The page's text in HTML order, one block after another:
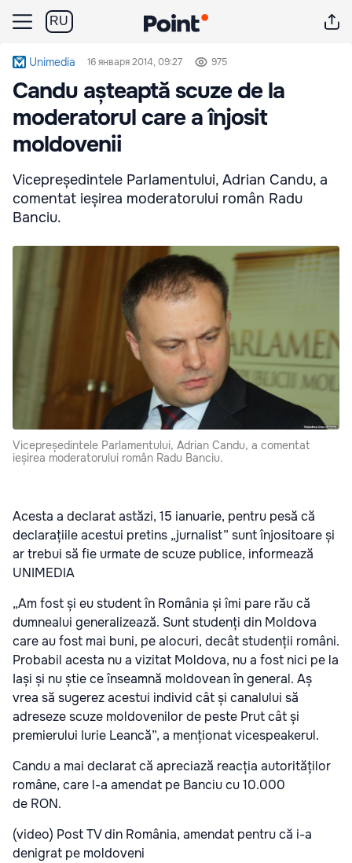
RU
Unimedia 16 января 2014, 09:27 975
Candu așteaptă scuze de la
moderatorul care a înjosit
moldovenii
Vicepreședintele Parlamentului, Adrian Candu, a
comentat ieșirea moderatorului român Radu
Banciu.
Vicepreședintele Parlamentului, Adrian Candu, a comentat
ieșirea moderatorului român Radu Banciu.
Acesta a declarat astăzi, 15 ianuarie, pentru pesă că
declarațiile acestui pretins „jurnalist” sunt înjositoare și
ar trebui să fie urmate de scuze publice, informează
UNIMEDIA
„Am fost și eu student în România și îmi pare rău că
dumnealui generalizează. Sunt studenți din Moldova
care au fost mai buni, pe alocuri, decât studenții români.
Probabil acesta nu a vizitat Moldova, nu a fost nici pe la
Iași și nu știe ce înseamnă moldovean în general. Aș
vrea să sugerez acestui individ cât și canalului să
adreseze scuze moldovenilor de peste Prut cât și
premierului Iurie Leancă”, a menționat vicespeakerul.
Candu a mai declarat că apreciază reacția autorităților
române, care l-a amendat pe Banciu cu 10.000
de RON.
(video) Post TV din România, amendat pentru că i-a
denigrat pe moldoveni